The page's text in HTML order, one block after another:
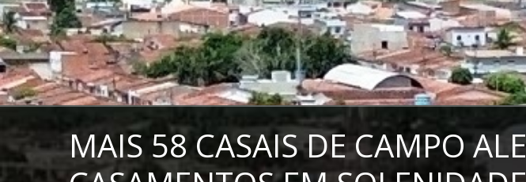
MAIS 58 CASAIS DE CAMPO